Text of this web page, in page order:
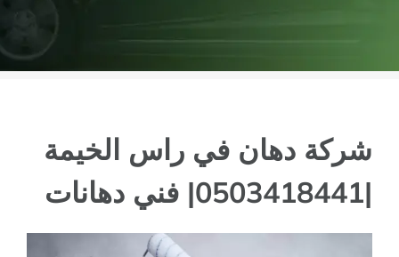
شركة دهان في راس الخيمة
|0503418441| فني دهانات